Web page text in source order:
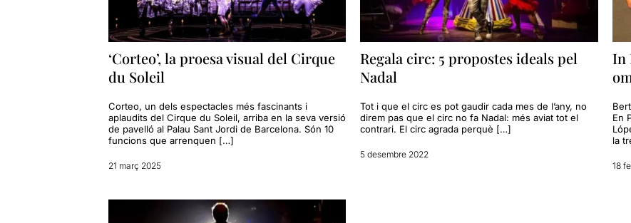
‘Corteo’, la proesa visual del Cirque
du Soleil
Corteo, un dels espectacles més fascinants i
aplaudits del Cirque du Soleil, arriba en la seva versió
de pavelló al Palau Sant Jordi de Barcelona. Són 10
funcions que arrenquen […]
21 març 2025
Regala circ: 5 propostes ideals pel
Nadal
Tot i que el circ es pot gaudir cada mes de l’any, no
direm pas que el circ no fa Nadal: més aviat tot el
contrari. El circ agrada perquè […]
5 desembre 2022
In
En
la
18